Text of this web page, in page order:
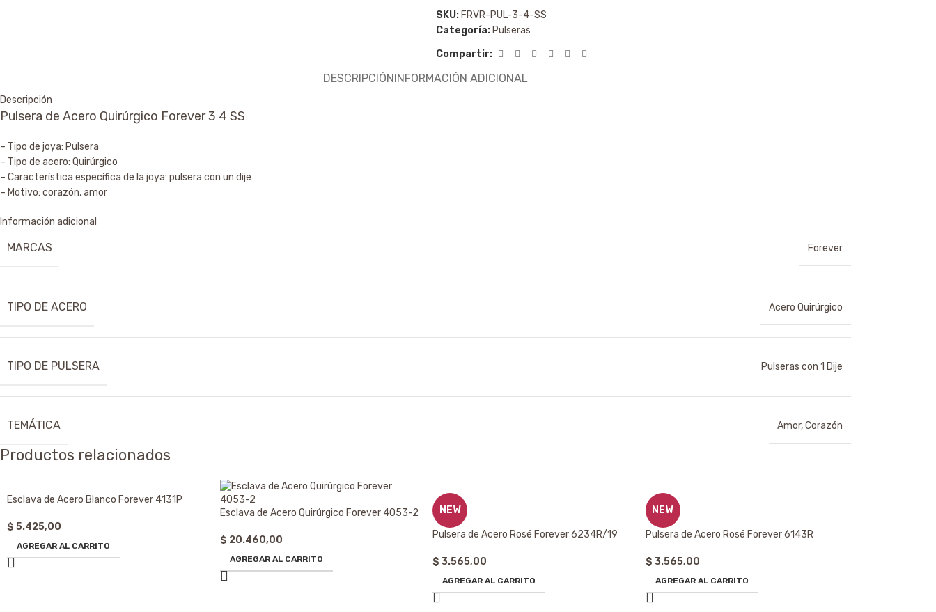
SKU: FRVR-PUL-3-4-SS
Categoría: Pulseras
Compartir:
DESCRIPCIÓNINFORMACIÓN ADICIONAL
Descripción
Pulsera de Acero Quirúrgico Forever 3 4 SS
– Tipo de joya: Pulsera
– Tipo de acero: Quirúrgico
– Característica específica de la joya: pulsera con un dije
– Motivo: corazón, amor
Información adicional
MARCAS Forever
TIPO DE ACERO Acero Quirúrgico
TIPO DE PULSERA Pulseras con 1 Dije
TEMÁTICA Amor,Corazón
Productos relacionados
Esclava de Acero Blanco Forever 4131P
$ 5.425,00
AGREGAR AL CARRITO
Esclava de Acero Quirúrgico Forever 4053-2
$ 20.460,00
AGREGAR AL CARRITO
NEW
Pulsera de Acero Rosé Forever 6234R/19
$ 3.565,00
AGREGAR AL CARRITO
NEW
Pulsera de Acero Rosé Forever 6143R
$ 3.565,00
AGREGAR AL CARRITO